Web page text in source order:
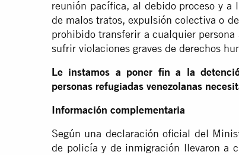
reunión pacífica, al debido proceso y a
de malos tratos, expulsión colectiva o
prohibido transferir a cualquier
sufrir violaciones graves de derechos
Le instamos a poner fin a la
personas refugiadas venezolanas
Información complementaria
Según una declaración oficial del
de policía y de inmigración llevaron a